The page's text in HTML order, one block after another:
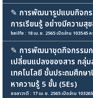
✎ การพัฒนารูปแบบกิจก
การเรียนรู้ อย่างมีความ
beilfe : 18 เม.ย. 2565 เปิดอ่าน 103545
✎ การพัฒนาชุดกิจกรรมก
เปลี่ยนแปลงของสาร กลุ่ม
เทคโนโลยี ชั้นประถมศึกษ
หาความรู้ 5 ขั้น (5Es)
ซอลาวาตี : 17 เม.ย. 2565 เปิดอ่าน